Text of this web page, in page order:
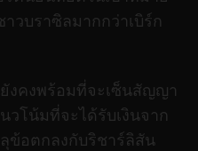
วบราซิลมากกว่าเบิร์ก
งคงพร้อมที่จะเซ็นสัญญา
วโน้มที่จะได้รับเงินจาก
ข้อตกลงกับริชาร์ลิสัน